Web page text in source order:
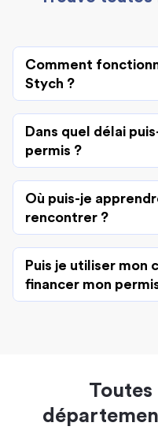
Comment
Stych ?
Dans quel délai
permis ?
Où puis-je
rencontrer ?
Puis je utiliser mon
financer mon
Toutes